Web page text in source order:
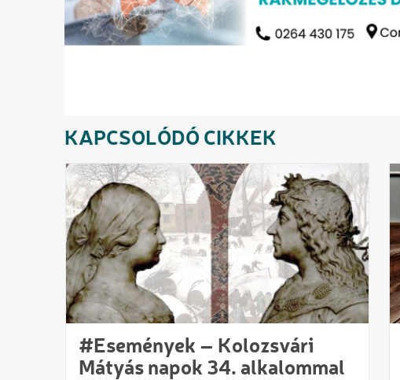
KAPCSOLÓDÓ CIKKEK
#Események – Kolozsvári
Mátyás napok 34. alkalommal